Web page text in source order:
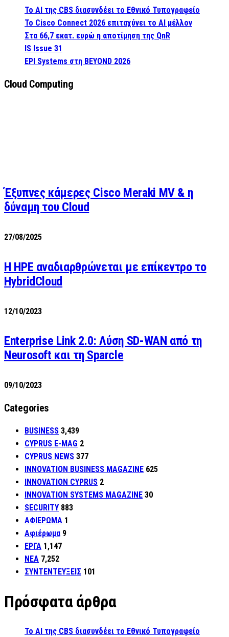
Το AI της CBS διασυνδέει το Εθνικό Τυπογραφείο
Το Cisco Connect 2026 επιταχύνει το AI μέλλον
Στα 66,7 εκατ. ευρώ η αποτίμηση της QnR
IS Issue 31
EPI Systems στη BEYOND 2026
Cloud Computing
Έξυπνες κάμερες Cisco Meraki MV & η
δύναμη του Cloud
27/08/2025
H HPE αναδιαρθρώνεται με επίκεντρο το
HybridCloud
12/10/2023
Enterprise Link 2.0: Λύση SD-WAN από τη
Neurosoft και τη Sparcle
09/10/2023
Categories
BUSINESS 3,439
CYPRUS E-MAG 2
CYPRUS NEWS 377
INNOVATION BUSINESS MAGAZINE 625
INNOVATION CYPRUS 2
INNOVATION SYSTEMS MAGAZINE 30
SECURITY 883
ΑΦΙΕΡΩΜΑ 1
Αφιέρωμα 9
ΕΡΓΑ 1,147
ΝΕΑ 7,252
ΣΥΝΤΕΝΤΕΥΞΕΙΣ 101
Πρόσφατα άρθρα
Το AI της CBS διασυνδέει το Εθνικό Τυπογραφείο